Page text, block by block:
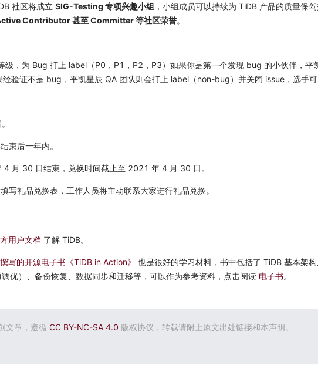
社区将成立 SIG-Testing 专项兴趣小组 ，小组成员可以持续为 TiDB 产品的质量保
Contributor 甚至 Committer 等社区荣誉。
级，为 Bug 打上 label（P0，P1，P2，P3）如果你是第一个发现 bug 的小伙伴，平
验证不是 bug，平凯星辰 QA 团队则会打上 label（non-bug）并关闭 issue，选手
束后一年内。
月 30 日结束，兑换时间截止至 2021 年 4 月 30 日。
写礼品兑换表，工作人员将主动联系大家进行礼品兑换。
用户文档 了解 TiDB。
写的开源电子书《TiDB in Action》
也是很好的学习材料，书中包括了 TiDB 基本架
优）、备份恢复、数据同步和迁移等，可以作为参考资料，点击阅读 电子书。
文章，遵循 CC BY-NC-SA 4.0 版权协议，转载请附上原文出处链接和本声明。